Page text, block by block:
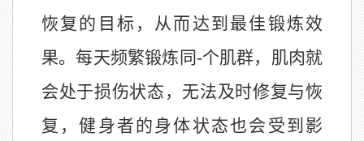
恢复的目标，从而达到最佳锻炼效
果。每天频繁锻炼同-个肌群，肌肉就
会处于损伤状态，无法及时修复与恢
复，健身者的身体状态也会受到影